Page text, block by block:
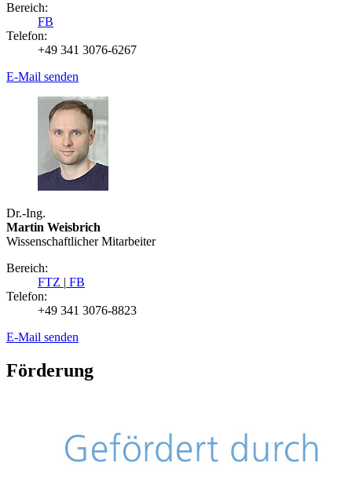
Bereich:
FB
Telefon:
+49 341 3076-6267
E-Mail senden
Dr.-Ing.
Martin Weisbrich
Wissenschaftlicher Mitarbeiter
Bereich:
FTZ | FB
Telefon:
+49 341 3076-8823
E-Mail senden
Förderung